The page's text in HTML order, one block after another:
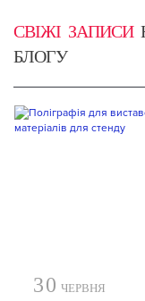
СВІЖІ ЗАПИСИ
БЛОГУ
30 ЧЕРВНЯ